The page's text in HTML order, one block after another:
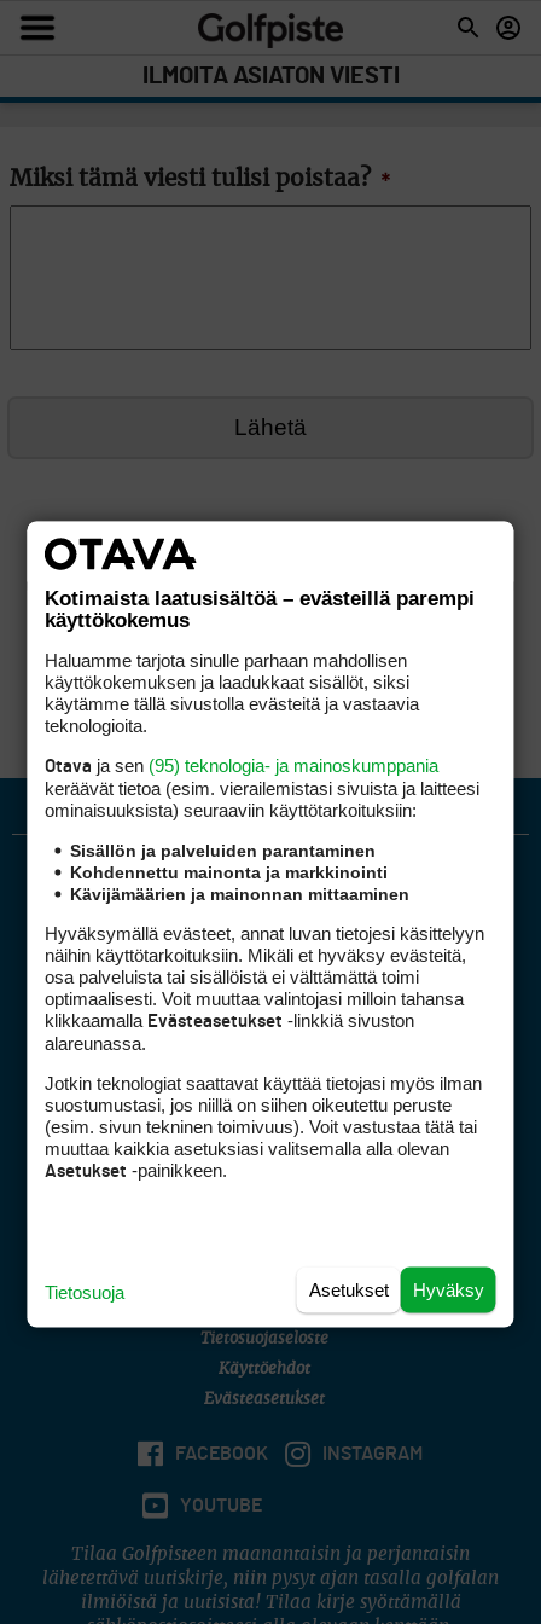
ILMOITA ASIATON VIESTI
Miksi tämä viesti tulisi poistaa? *
Golfpiste mediakortti
Golfpisteen yhteystiedot
DSA avoimuusraportti
Asiakaspalvelu
(digi) digi@otavamedia.fi
Tietosuojaseloste
Käyttöehdot
Evästeasetukset
FACEBOOK INSTAGRAM
YOUTUBE
Tilaa Golfpisteen maanantaisin ja perjantaisin
lähetettävä uutiskirje, niin pysyt ajan tasalla golfalan
ilmiöistä ja uutisista! Tilaa kirje syöttämällä
Kotimaista laatusisältöä – evästeillä parempi
käyttökokemus
Haluamme tarjota sinulle parhaan mahdollisen
käyttökokemuksen ja laadukkaat sisällöt, siksi
käytämme tällä sivustolla evästeitä ja vastaavia
teknologioita.
Otava ja sen (95) teknologia- ja mainoskumppania
keräävät tietoa (esim. vierailemis­tasi sivuista ja laitteesi
ominaisuuk­sista) seuraaviin käyttötarkoituksiin:
Sisällön ja palveluiden parantaminen
Kohdennettu mainonta ja markkinointi
Kävijämäärien ja mainonnan mittaaminen
Hyväksymällä evästeet, annat luvan tietojesi käsittelyyn
näihin käyttötarkoituksiin. Mikäli et hyväksy evästeitä,
osa palveluista tai sisällöistä ei välttämättä toimi
optimaalisesti. Voit muuttaa valintojasi milloin tahansa
klikkaamalla Evästeasetukset -linkkiä sivuston
alareunassa.
Jotkin teknologiat saattavat käyttää tietojasi myös ilman
suostumustasi, jos niillä on siihen oikeutettu peruste
(esim. sivun tekninen toimivuus). Voit vastustaa tätä tai
muuttaa kaikkia asetuksiasi valitsemalla alla olevan
Asetukset -painikkeen.
Hyväksy
Asetukset
Tietosuoja